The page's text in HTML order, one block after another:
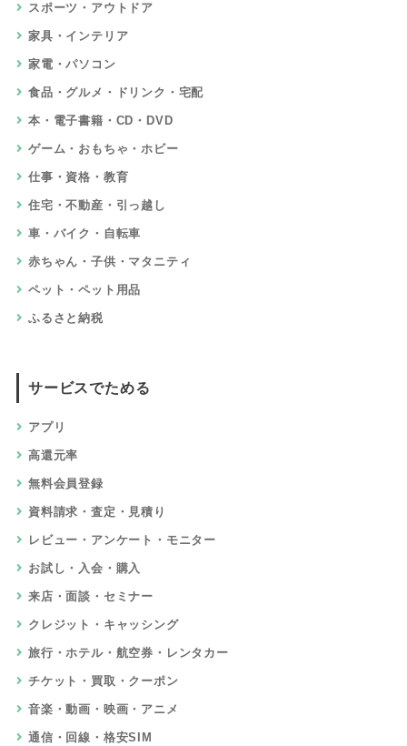
スポーツ・アウトドア
家具・インテリア
家電・パソコン
食品・グルメ・ドリンク・宅配
本・電子書籍・CD・DVD
ゲーム・おもちゃ・ホビー
仕事・資格・教育
住宅・不動産・引っ越し
車・バイク・自転車
赤ちゃん・子供・マタニティ
ペット・ペット用品
ふるさと納税
サービスでためる
アプリ
高還元率
無料会員登録
資料請求・査定・見積り
レビュー・アンケート・モニター
お試し・入会・購入
来店・面談・セミナー
クレジット・キャッシング
旅行・ホテル・航空券・レンタカー
チケット・買取・クーポン
音楽・動画・映画・アニメ
通信・回線・格安SIM